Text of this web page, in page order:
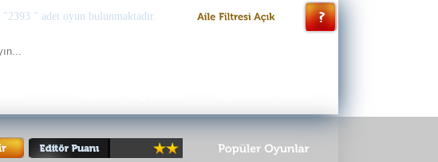
"2393 " adet oyun bulunmaktadır.